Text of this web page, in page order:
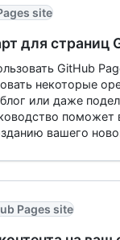
site
для страниц
GitHub
некоторые
или даже
поможет
вашего
Pages site